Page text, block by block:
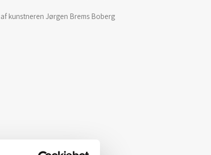
kunstneren Jørgen Brems Boberg